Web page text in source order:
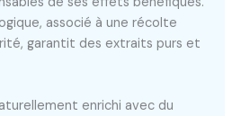
associé à une récolte
garantit des extraits purs et
enrichi avec du